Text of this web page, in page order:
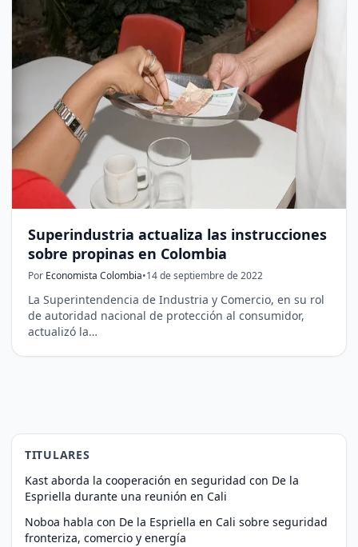
Superindustria actualiza las instrucciones
sobre propinas en Colombia
Por Economista Colombia•14 de septiembre de 2022
La Superintendencia de Industria y Comercio, en su rol
de autoridad nacional de protección al consumidor,
actualizó la…
TITULARES
Kast aborda la cooperación en seguridad con De la
Espriella durante una reunión en Cali
Noboa habla con De la Espriella en Cali sobre seguridad
fronteriza, comercio y energía